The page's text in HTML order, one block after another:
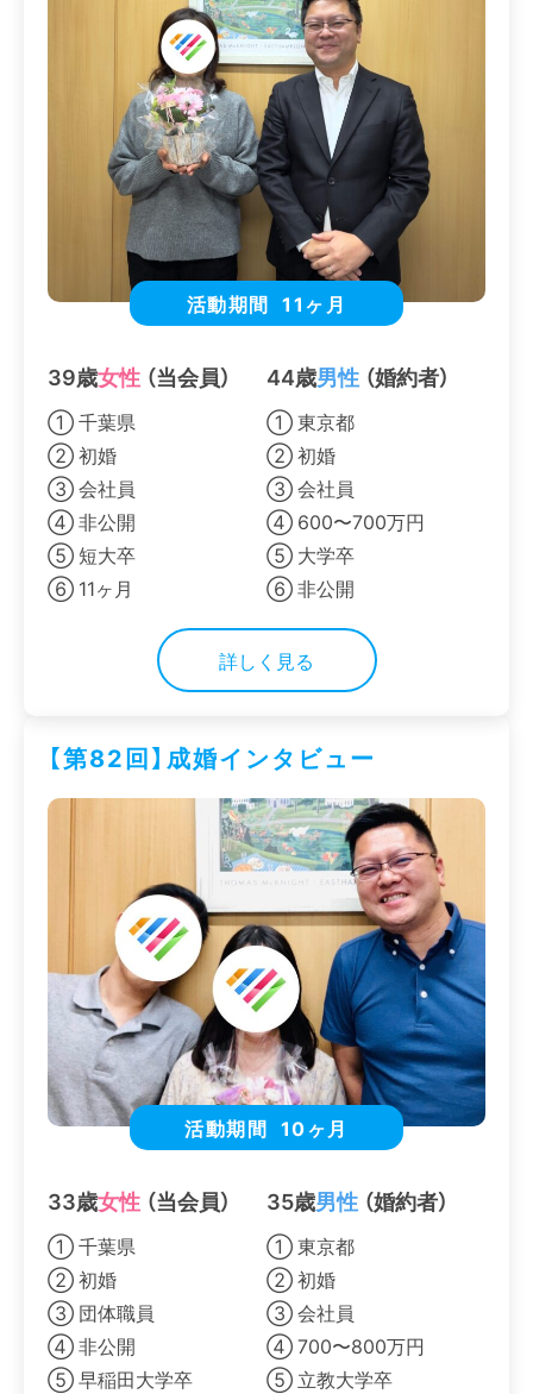
活動期間 11ヶ月
39歳女性 （当会員）
① 千葉県
② 初婚
③ 会社員
④ 非公開
⑤ 短大卒
⑥ 11ヶ月
44歳男性 （婚約者）
① 東京都
② 初婚
③ 会社員
④ 600〜700万円
⑤ 大学卒
⑥ 非公開
詳しく見る
【第82回】成婚インタビュー
活動期間 10ヶ月
33歳女性 （当会員）
① 千葉県
② 初婚
③ 団体職員
④ 非公開
⑤ 早稲田大学卒
35歳男性 （婚約者）
① 東京都
② 初婚
③ 会社員
④ 700〜800万円
⑤ 立教大学卒